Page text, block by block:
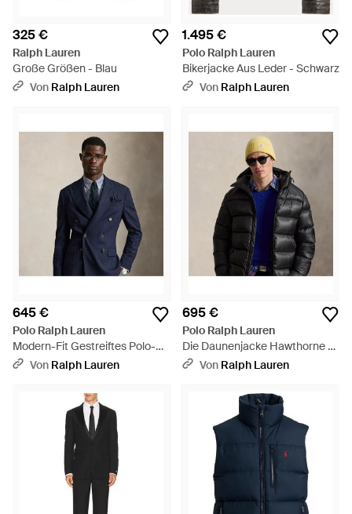
325 €
Ralph Lauren
Große Größen - Blau
Von Ralph Lauren
1.495 €
Polo Ralph Lauren
Bikerjacke Aus Leder - Schwarz
Von Ralph Lauren
645 €
Polo Ralph Lauren
Modern-Fit Gestreiftes Polo-
Twillsakko - Blau
Von Ralph Lauren
695 €
Polo Ralph Lauren
Die Daunenjacke Hawthorne -
BlauVon Ralph Lauren